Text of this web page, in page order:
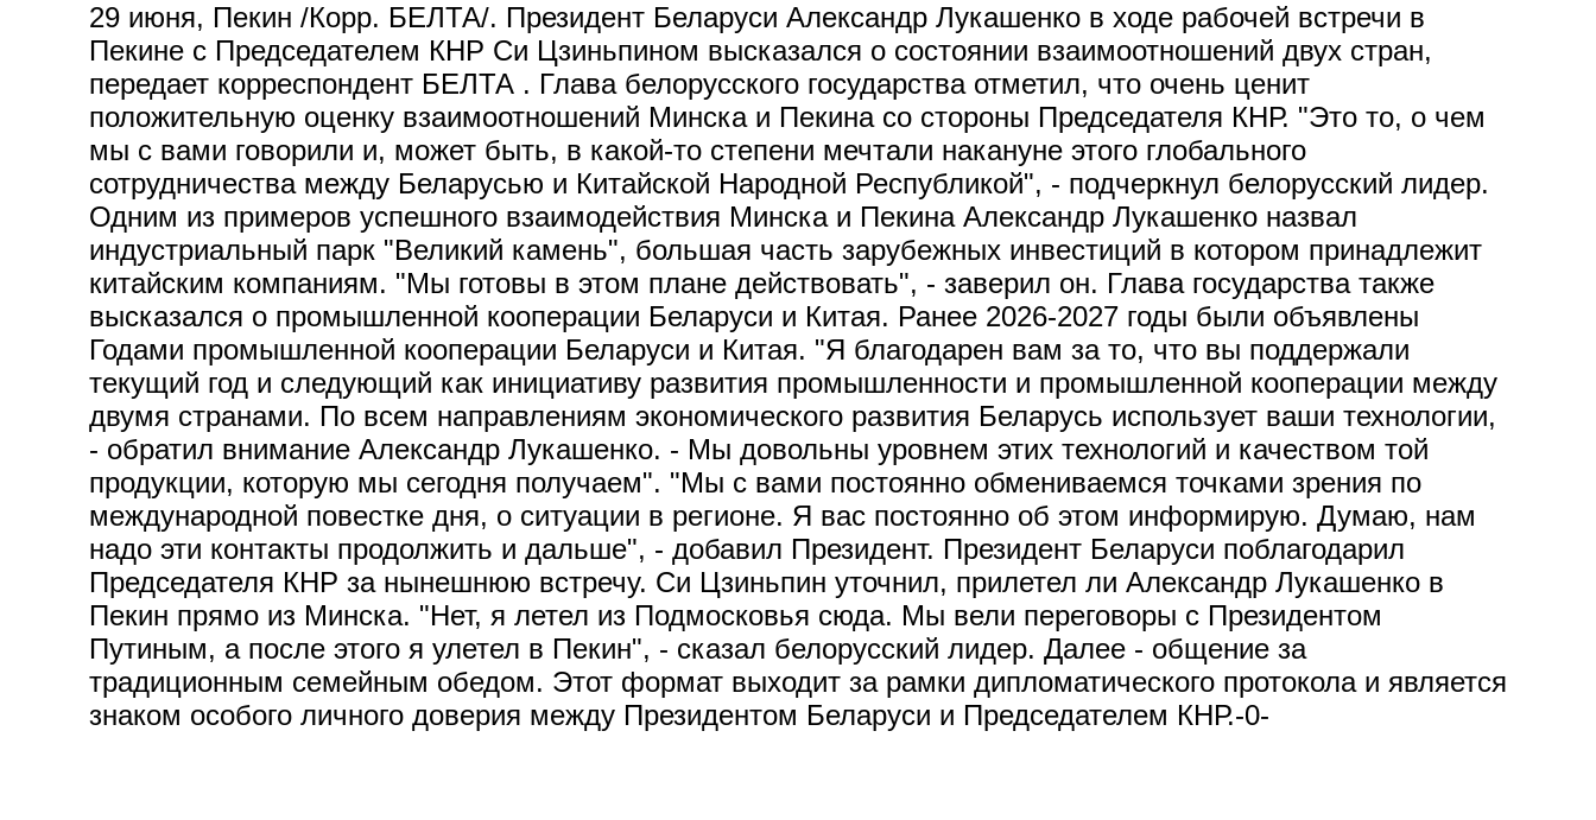
29 июня, Пекин /Корр. БЕЛТА/. Президент Беларуси Александр Лукашенко в ходе рабочей встречи в
Пекине с Председателем КНР Си Цзиньпином высказался о состоянии взаимоотношений двух стран,
передает корреспондент БЕЛТА . Глава белорусского государства отметил, что очень ценит
положительную оценку взаимоотношений Минска и Пекина со стороны Председателя КНР. "Это то, о чем
мы с вами говорили и, может быть, в какой-то степени мечтали накануне этого глобального
сотрудничества между Беларусью и Китайской Народной Республикой", - подчеркнул белорусский лидер.
Одним из примеров успешного взаимодействия Минска и Пекина Александр Лукашенко назвал
индустриальный парк "Великий камень", большая часть зарубежных инвестиций в котором принадлежит
китайским компаниям. "Мы готовы в этом плане действовать", - заверил он. Глава государства также
высказался о промышленной кооперации Беларуси и Китая. Ранее 2026-2027 годы были объявлены
Годами промышленной кооперации Беларуси и Китая. "Я благодарен вам за то, что вы поддержали
текущий год и следующий как инициативу развития промышленности и промышленной кооперации между
двумя странами. По всем направлениям экономического развития Беларусь использует ваши технологии,
- обратил внимание Александр Лукашенко. - Мы довольны уровнем этих технологий и качеством той
продукции, которую мы сегодня получаем". "Мы с вами постоянно обмениваемся точками зрения по
международной повестке дня, о ситуации в регионе. Я вас постоянно об этом информирую. Думаю, нам
надо эти контакты продолжить и дальше", - добавил Президент. Президент Беларуси поблагодарил
Председателя КНР за нынешнюю встречу. Си Цзиньпин уточнил, прилетел ли Александр Лукашенко в
Пекин прямо из Минска. "Нет, я летел из Подмосковья сюда. Мы вели переговоры с Президентом
Путиным, а после этого я улетел в Пекин", - сказал белорусский лидер. Далее - общение за
традиционным семейным обедом. Этот формат выходит за рамки дипломатического протокола и является
знаком особого личного доверия между Президентом Беларуси и Председателем КНР.-0-